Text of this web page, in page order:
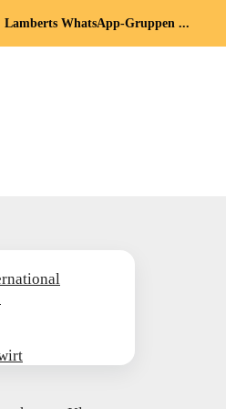
Lamberts WhatsApp-Gruppen ...